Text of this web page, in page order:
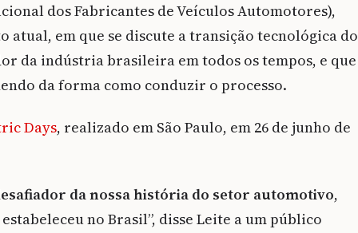
dos Fabricantes de Veículos Automotores),
atual, em que se discute a transição tecnológica do
da indústria brasileira em todos os tempos, e que
da forma como conduzir o processo.
Days, realizado em São Paulo, em 26 de junho de
da nossa história do setor automotivo,
no Brasil”, disse Leite a um público